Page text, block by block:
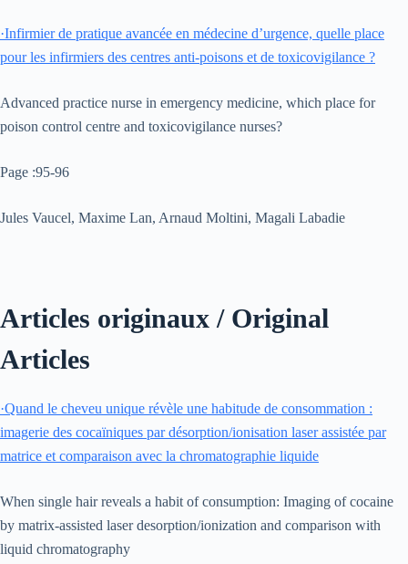
·Infirmier de pratique avancée en médecine d’urgence, quelle place
pour les infirmiers des centres anti-poisons et de toxicovigilance ?
Advanced practice nurse in emergency medicine, which place for
poison control centre and toxicovigilance nurses?
Page :95-96
Jules Vaucel, Maxime Lan, Arnaud Moltini, Magali Labadie
Articles originaux / Original
Articles
·Quand le cheveu unique révèle une habitude de consommation :
imagerie des cocaïniques par désorption/ionisation laser assistée par
matrice et comparaison avec la chromatographie liquide
When single hair reveals a habit of consumption: Imaging of cocaine
by matrix-assisted laser desorption/ionization and comparison with
liquid chromatography